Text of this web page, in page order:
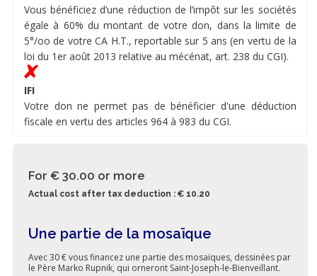
Vous bénéficiez d’une réduction de l’impôt sur les sociétés
égale à 60% du montant de votre don, dans la limite de
5°/oo de votre CA H.T., reportable sur 5 ans (en vertu de la
loi du 1er août 2013 relative au mécénat, art. 238 du CGI).
IFI
Votre don ne permet pas de bénéficier d'une déduction
fiscale en vertu des articles 964 à 983 du CGI.
For € 30.00 or more
Actual cost after tax deduction : € 10.20
Une partie de la mosaïque
Avec 30 € vous financez une partie des mosaïques, dessinées par
le Père Marko Rupnik, qui orneront Saint-Joseph-le-Bienveillant.